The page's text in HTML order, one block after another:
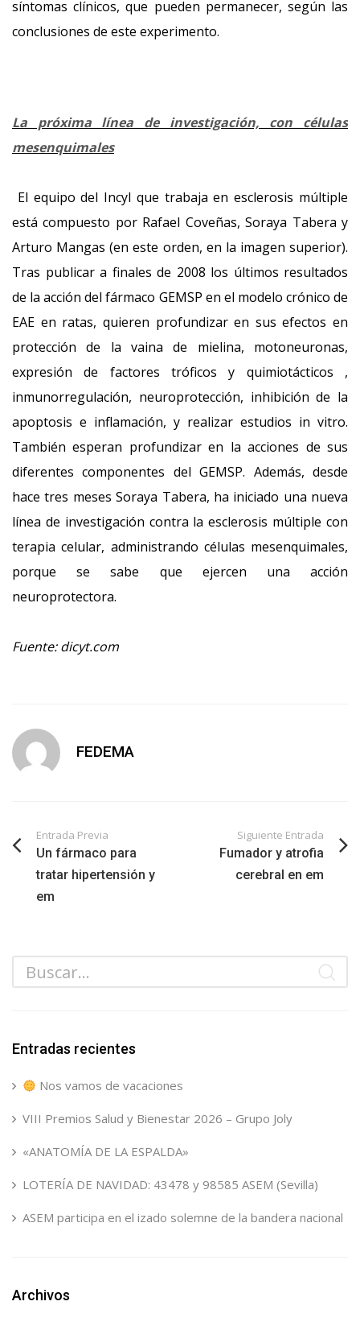
síntomas clínicos, que pueden permanecer, según las
conclusiones de este experimento.
La próxima línea de investigación, con células
mesenquimales
El equipo del Incyl que trabaja en esclerosis múltiple
está compuesto por Rafael Coveñas, Soraya Tabera y
Arturo Mangas (en este orden, en la imagen superior).
Tras publicar a finales de 2008 los últimos resultados
de la acción del fármaco GEMSP en el modelo crónico de
EAE en ratas, quieren profundizar en sus efectos en
protección de la vaina de mielina, motoneuronas,
expresión de factores tróficos y quimiotácticos ,
inmunorregulación, neuroprotección, inhibición de la
apoptosis e inflamación, y realizar estudios in vitro.
También esperan profundizar en la acciones de sus
diferentes componentes del GEMSP. Además, desde
hace tres meses Soraya Tabera, ha iniciado una nueva
línea de investigación contra la esclerosis múltiple con
terapia celular, administrando células mesenquimales,
porque se sabe que ejercen una acción
neuroprotectora.
Fuente: dicyt.com
FEDEMA
Entrada Previa
Un fármaco para
tratar hipertensión y
em
Siguiente Entrada
Fumador y atrofia
cerebral en em
Entradas recientes
Nos vamos de vacaciones
VIII Premios Salud y Bienestar 2026 – Grupo Joly
«ANATOMÍA DE LA ESPALDA»
LOTERÍA DE NAVIDAD: 43478 y 98585 ASEM (Sevilla)
ASEM participa en el izado solemne de la bandera nacional
Archivos